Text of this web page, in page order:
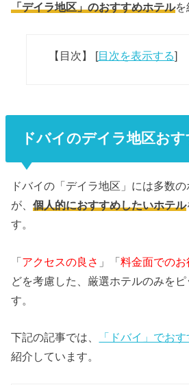
「デイラ地区」のおすすめホテルを
【目次】 [目次を表示する]
ドバイのデイラ地区お
ドバイの「デイラ地区」には多数
が、個人的におすすめしたいホテル
す。
「アクセスの良さ 」「料金面でのお
どを考慮した、厳選ホテルのみを
す。
下記の記事では、 「ドバイ」でお
紹介しています。